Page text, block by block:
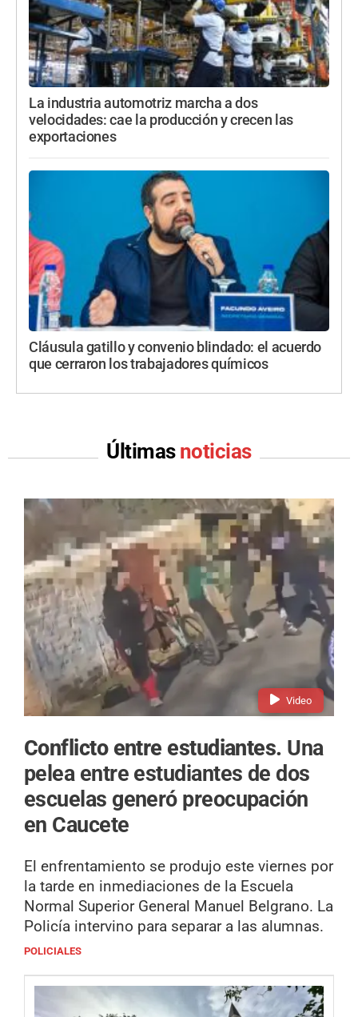
La industria automotriz marcha a dos
velocidades: cae la producción y crecen las
exportaciones
Cláusula gatillo y convenio blindado: el acuerdo
que cerraron los trabajadores químicos
Últimas noticias
Video
Conflicto entre estudiantes. Una
pelea entre estudiantes de dos
escuelas generó preocupación
en Caucete
El enfrentamiento se produjo este viernes por
la tarde en inmediaciones de la Escuela
Normal Superior General Manuel Belgrano. La
Policía intervino para separar a las alumnas.
POLICIALES